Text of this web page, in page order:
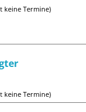
keine Termine)
keine Termine)